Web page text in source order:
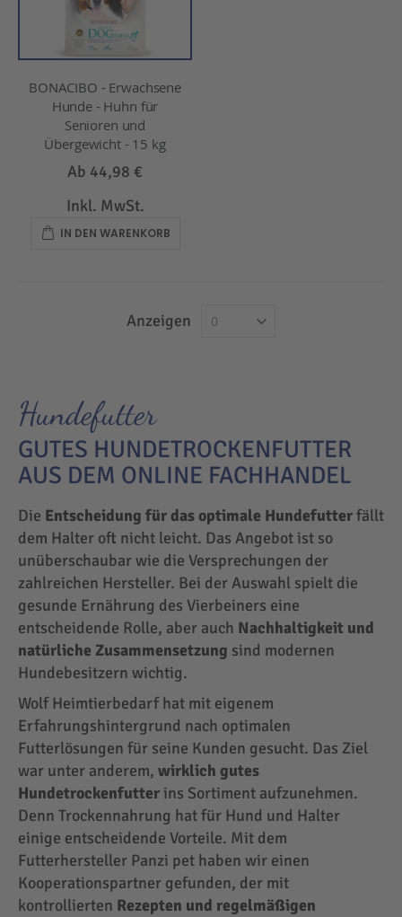
BONACIBO - Erwachsene
Hunde - Huhn für
Senioren und
Übergewicht - 15 kg
Ab 44,98 €
Inkl. MwSt.
IN DEN WARENKORB
Anzeigen
Hundefutter
GUTES HUNDETROCKENFUTTER
AUS DEM ONLINE FACHHANDEL
Die Entscheidung für das optimale Hundefutterfällt
dem Halter oft nicht leicht. Das Angebot ist so
unüberschaubar wie die Versprechungen der
zahlreichen Hersteller. Bei der Auswahl spielt die
gesunde Ernährung des Vierbeiners eine
entscheidende Rolle, aber auch Nachhaltigkeit und
natürliche Zusammensetzung sind modernen
Hundebesitzern wichtig.
Wolf Heimtierbedarf hat mit eigenem
Erfahrungshintergrund nach optimalen
Futterlösungen für seine Kunden gesucht. Das Ziel
war unter anderem, wirklich gutes
Hundetrockenfutter ins Sortiment aufzunehmen.
Denn Trockennahrung hat für Hund und Halter
einige entscheidende Vorteile. Mit dem
Futterhersteller Panzi pet haben wir einen
Kooperationspartner gefunden, der mit
kontrollierten Rezepten und regelmäßigen